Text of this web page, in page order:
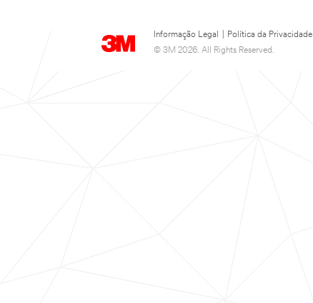
Informação Legal Política da Privacidade
© 3M 2026. All Rights Reserved.